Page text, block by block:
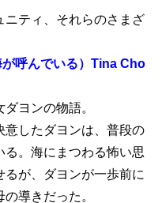
ニティ、それらのさまざ
が呼んでいる）Tina Cho
ヨンの物語。
意したダヨンは、普段の
。海にまつわる怖い思
が、ダヨンが一歩前に
導きだった。